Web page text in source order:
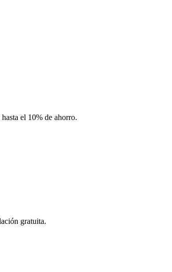
el 10% de ahorro.
gratuita.